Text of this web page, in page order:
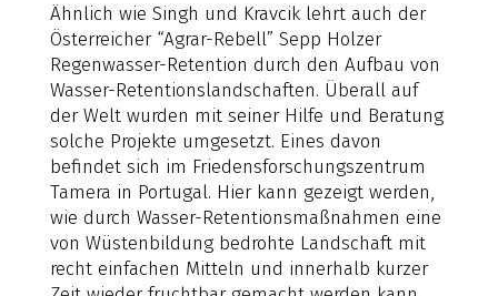
Ähnlich wie Singh und Kravcik lehrt auch der
Österreicher “Agrar-Rebell” Sepp Holzer
Regenwasser-Retention durch den Aufbau von
Wasser-Retentionslandschaften. Überall auf
der Welt wurden mit seiner Hilfe und Beratung
solche Projekte umgesetzt. Eines davon
befindet sich im Friedensforschungszentrum
Tamera in Portugal. Hier kann gezeigt werden,
wie durch Wasser-Retentionsmaßnahmen eine
von Wüstenbildung bedrohte Landschaft mit
recht einfachen Mitteln und innerhalb kurzer